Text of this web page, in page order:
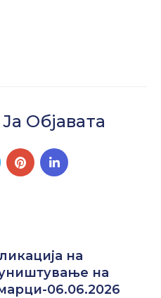
Објавата
на
на
06.06.2026